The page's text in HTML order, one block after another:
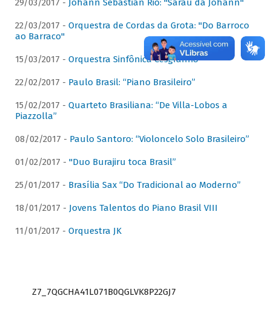
29/03/2017 - Johann Sebastian Rio: "Sarau da Johann"
22/03/2017 - Orquestra de Cordas da Grota: "Do Barroco
ao Barraco"
15/03/2017 - Orquestra Sinfônica Cesgranrio
22/02/2017 - Paulo Brasil: “Piano Brasileiro”
15/02/2017 - Quarteto Brasiliana: “De Villa-Lobos a
Piazzolla”
08/02/2017 - Paulo Santoro: “Violoncelo Solo Brasileiro”
01/02/2017 - "Duo Burajiru toca Brasil”
25/01/2017 - Brasília Sax “Do Tradicional ao Moderno”
18/01/2017 - Jovens Talentos do Piano Brasil VIII
11/01/2017 - Orquestra JK
Z7_7QGCHA41L071B0QGLVK8P22GJ7